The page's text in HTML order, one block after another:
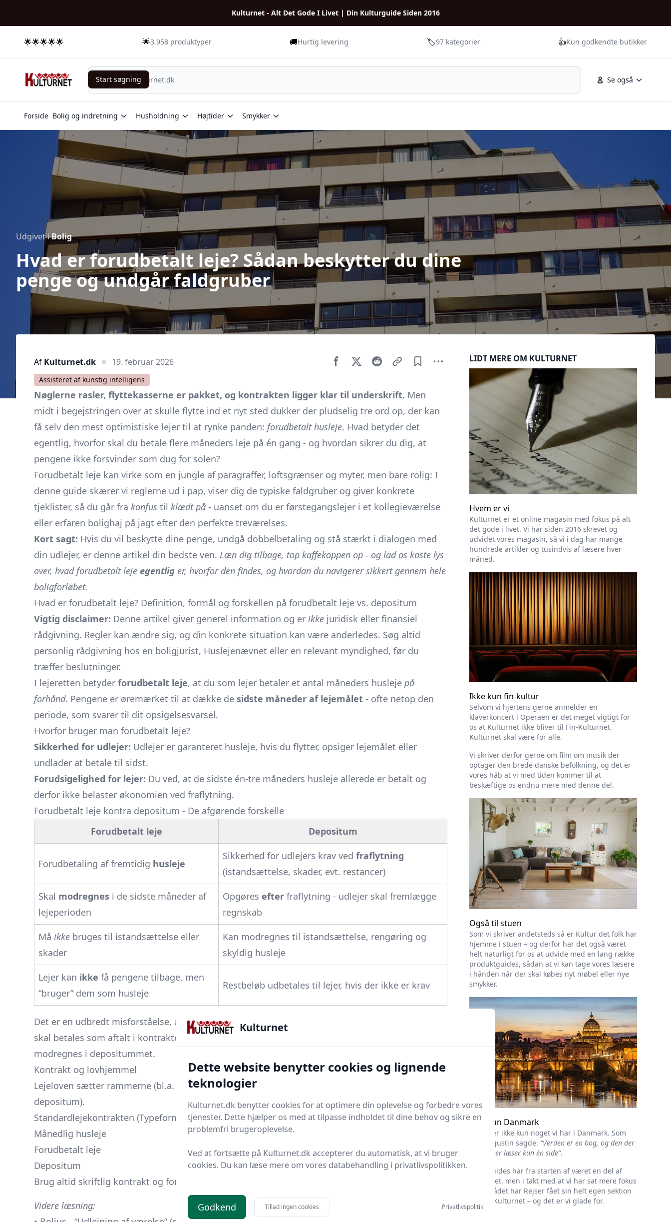
Kulturnet - Alt Det Gode I Livet | Din Kulturguide Siden 2016
🌟🌟🌟🌟🌟 🌟3.958 produktyper 🚚Hurtig levering 🏷️97 kategorier 👍Kun godkendte butikker
Se også
Start søgning
Start søgning
Forside Bolig og indretning Husholdning Højtider Smykker
Udgivet iBolig
Hvad er forudbetalt leje? Sådan beskytter du dine
penge og undgår faldgruber
Af Kulturnet.dk 19. februar 2026
Assisteret af kunstig intelligens
Nøglerne rasler, flyttekasserne er pakket, og kontrakten ligger klar til underskrift. Men
midt i begejstringen over at skulle flytte ind et nyt sted dukker der pludselig tre ord op, der kan
få selv den mest optimistiske lejer til at rynke panden: forudbetalt husleje. Hvad betyder det
egentlig, hvorfor skal du betale flere måneders leje på én gang - og hvordan sikrer du dig, at
pengene ikke forsvinder som dug for solen?
Forudbetalt leje kan virke som en jungle af paragraffer, loftsgrænser og myter, men bare rolig: I
denne guide skærer vi reglerne ud i pap, viser dig de typiske faldgruber og giver konkrete
tjeklister, så du går fra konfus til klædt på - uanset om du er førstegangslejer i et kollegieværelse
eller erfaren bolighaj på jagt efter den perfekte treværelses.
Kort sagt: Hvis du vil beskytte dine penge, undgå dobbelbetaling og stå stærkt i dialogen med
din udlejer, er denne artikel din bedste ven. Læn dig tilbage, top kaffekoppen op - og lad os kaste lys
over, hvad forudbetalt leje egentlig er, hvorfor den findes, og hvordan du navigerer sikkert gennem hele
boligforløbet.
Hvad er forudbetalt leje? Definition, formål og forskellen på forudbetalt leje vs. depositum
Vigtig disclaimer: Denne artikel giver generel information og er ikke juridisk eller finansiel
rådgivning. Regler kan ændre sig, og din konkrete situation kan være anderledes. Søg altid
personlig rådgivning hos en boligjurist, Huslejenævnet eller en relevant myndighed, før du
træffer beslutninger.
I lejeretten betyder forudbetalt leje, at du som lejer betaler et antal måneders husleje på
forhånd. Pengene er øremærket til at dække de sidste måneder af lejemålet - ofte netop den
periode, som svarer til dit opsigelsesvarsel.
Hvorfor bruger man forudbetalt leje?
Sikkerhed for udlejer: Udlejer er garanteret husleje, hvis du flytter, opsiger lejemålet eller
undlader at betale til sidst.
Forudsigelighed for lejer: Du ved, at de sidste én-tre måneders husleje allerede er betalt og
derfor ikke belaster økonomien ved fraflytning.
Forudbetalt leje kontra depositum - De afgørende forskelle
Forudbetalt leje
Depositum
Forudbetaling af fremtidig husleje
Sikkerhed for udlejers krav ved fraflytning
(istandsættelse, skader, evt. restancer)
Skal modregnes i de sidste måneder af
lejeperioden
Opgøres efter fraflytning - udlejer skal fremlægge
regnskab
Må ikke bruges til istandsættelse eller
skader
Kan modregnes til istandsættelse, rengøring og
skyldig husleje
Lejer kan ikke få pengene tilbage, men
“bruger” dem som husleje
Restbeløb udbetales til lejer, hvis der ikke er krav
Det er en udbredt misforståelse, at man kan “bo for sit depositum”.
skal betales som aftalt i kontrakten; først ved fraflytning kan eventuel skyldig leje eller skader
modregnes i depositummet.
Kontrakt og lovhjemmel
Lejeloven sætter rammerne (bl.a. maksimum 3 måneders forudbetalt leje og 3 måneders
depositum).
Standardlejekontrakten (Typeformular A) på borger.dkhar særskilte felter til:
Månedlig husleje
Forudbetalt leje
Depositum
Brug altid skriftlig kontrakt og forklar gerne i § 11, hvordan den forudbetalte leje modregnes.
Videre læsning:
Sidebar
LIDT MERE OM KULTURNET
Hvem er vi
Kulturnet er et online magasin med fokus på alt
det gode i livet. Vi har siden 2016 skrevet og
udvidet vores magasin, så vi i dag har mange
hundrede artikler og tusindvis af læsere hver
måned.
Ikke kun fin-kultur
Selvom vi hjertens gerne anmelder en
klaverkoncert i Operaen er det meget vigtigt for
os at Kulturnet ikke bliver til Fin-Kulturnet.
Kulturnet skal være for alle.
Vi skriver derfor gerne om film om musik der
optager den brede danske befolkning, og det er
vores håb at vi med tiden kommer til at
beskæftige os endnu mere med denne del.
Også til stuen
Som vi skriver andetsteds så er Kultur det folk har
hjemme i stuen – og derfor har det også været
helt naturligt for os at udvide med en lang række
produktguides, sådan at vi kan tage vores læsere
i hånden når der skal købes nyt møbel eller nye
smykker.
Ikke kun Danmark
Kultur er ikke kun noget vi har i Danmark. Som
Skt. Augustin sagde: “Verden er en bog, og den der
ikke rejser læser kun én side”.
Rejseguides har fra starten af været en del af
Kulturnet, men i takt med at vi har sat mere fokus
på området har Rejser fået sin helt egen sektion
her på Kulturnet – og det er vi glade for.
Kulturnet
Dette website benytter cookies og lignende
teknologier
Kulturnet.dk benytter cookies for at optimere din oplevelse og forbedre vores
tjenester. Dette hjælper os med at tilpasse indholdet til dine behov og sikre en
problemfri brugeroplevelse.
Ved at fortsætte på Kulturnet.dk accepterer du automatisk, at vi bruger
cookies. Du kan læse mere om vores databehandling i privatlivspolitikken.
Godkend Tillad ingen cookies Privatlivspolitik